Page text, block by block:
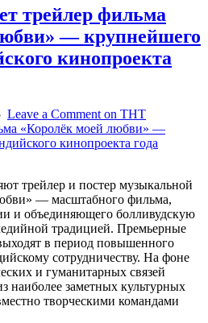
трейлер фильма
— крупнейшего
кинопроекта
Leave a Comment on ТНТ
«Королёк моей любви» —
кинопроекта года
трейлер и постер музыкальной
— масштабного фильма,
и объединяющего болливудскую
традицией. Премьерные
в период повышенного
сотрудничеству. На фоне
и гуманитарных связей
наиболее заметных культурных
творческими командами